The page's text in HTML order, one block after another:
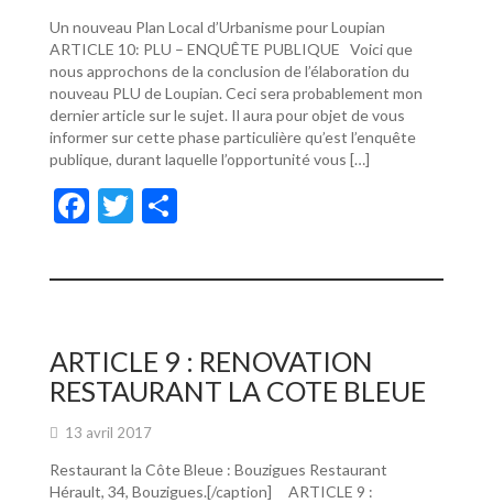
Un nouveau Plan Local d’Urbanisme pour Loupian
ARTICLE 10: PLU – ENQUÊTE PUBLIQUE Voici que
nous approchons de la conclusion de l’élaboration du
nouveau PLU de Loupian. Ceci sera probablement mon
dernier article sur le sujet. Il aura pour objet de vous
informer sur cette phase particulière qu’est l’enquête
publique, durant laquelle l’opportunité vous […]
F
e
o
o
k
T
itt ta
er
ARTICLE 9 : RENOVATION
RESTAURANT LA COTE BLEUE
13 avril 2017
Restaurant la Côte Bleue : Bouzigues Restaurant
Hérault, 34, Bouzigues.[/caption] ARTICLE 9 :